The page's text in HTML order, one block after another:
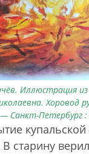
Иллюстрация
Хоровод
Санкт-Петербург
старину